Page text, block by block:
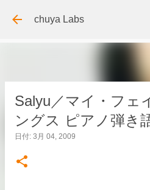
スキップしてメイン
chuya Labs
Salyu／マイ・フェ
ングス ピアノ弾き
日付: 3月 04, 2009